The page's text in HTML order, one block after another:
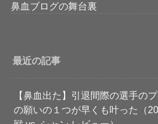
鼻血ブログの舞台裏
最近の記事
【鼻血出た】引退間際の選手の
の願いの１つが早くも叶った（